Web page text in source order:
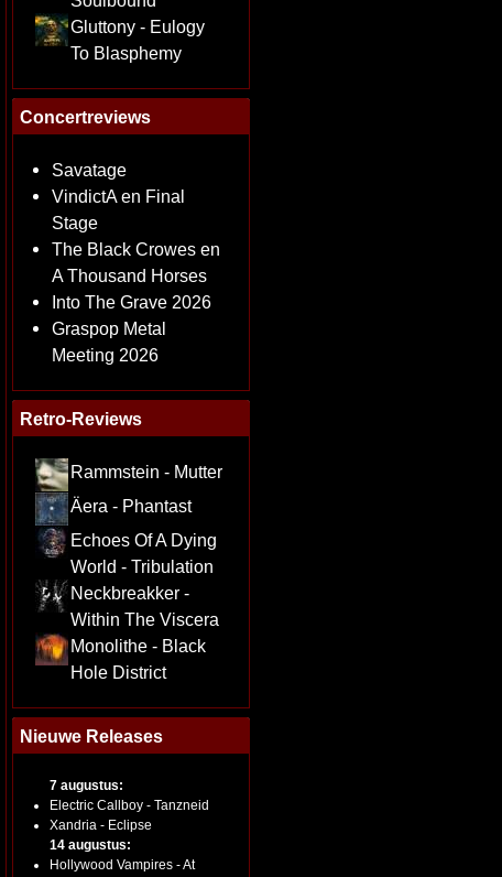
Gluttony - Eulogy
To Blasphemy
Concertreviews
Savatage
VindictA en Final
Stage
The Black Crowes en
A Thousand Horses
Into The Grave 2026
Graspop Metal
Meeting 2026
Retro-Reviews
Rammstein - Mutter
Äera - Phantast
Echoes Of A Dying
World - Tribulation
Neckbreakker -
Within The Viscera
Monolithe - Black
Hole District
Nieuwe Releases
7 augustus:
Electric Callboy - Tanzneid
Xandria - Eclipse
14 augustus:
Hollywood Vampires - At